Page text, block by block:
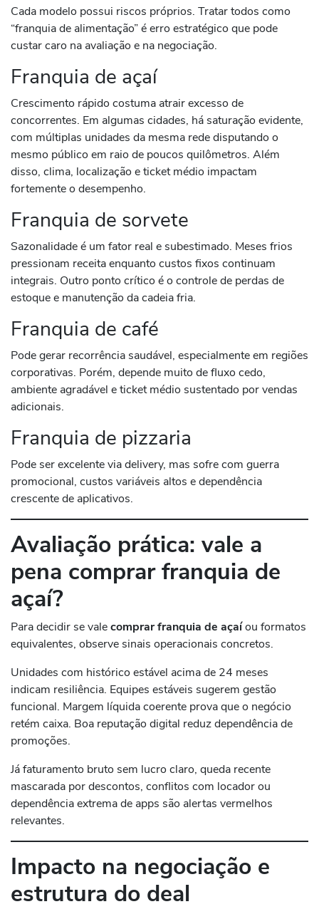
Cada modelo possui riscos próprios. Tratar todos como
“franquia de alimentação” é erro estratégico que pode
custar caro na avaliação e na negociação.
Franquia de açaí
Crescimento rápido costuma atrair excesso de
concorrentes. Em algumas cidades, há saturação evidente,
com múltiplas unidades da mesma rede disputando o
mesmo público em raio de poucos quilômetros. Além
disso, clima, localização e ticket médio impactam
fortemente o desempenho.
Franquia de sorvete
Sazonalidade é um fator real e subestimado. Meses frios
pressionam receita enquanto custos fixos continuam
integrais. Outro ponto crítico é o controle de perdas de
estoque e manutenção da cadeia fria.
Franquia de café
Pode gerar recorrência saudável, especialmente em regiões
corporativas. Porém, depende muito de fluxo cedo,
ambiente agradável e ticket médio sustentado por vendas
adicionais.
Franquia de pizzaria
Pode ser excelente via delivery, mas sofre com guerra
promocional, custos variáveis altos e dependência
crescente de aplicativos.
Avaliação prática: vale a
pena comprar franquia de
açaí?
Para decidir se valecomprar franquia de açaíou formatos
equivalentes, observe sinais operacionais concretos.
Unidades com histórico estável acima de 24 meses
indicam resiliência. Equipes estáveis sugerem gestão
funcional. Margem líquida coerente prova que o negócio
retém caixa. Boa reputação digital reduz dependência de
promoções.
Já faturamento bruto sem lucro claro, queda recente
mascarada por descontos, conflitos com locador ou
dependência extrema de apps são alertas vermelhos
relevantes.
Impacto na negociação e
estrutura do deal